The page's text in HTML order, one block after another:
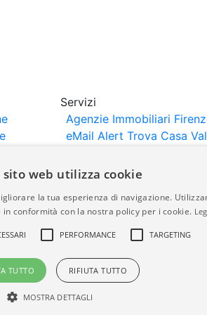
Servizi
Agenzie Immobiliari
eMail Alert Trova Casa
da agenzie immobiliari e
della completezza, della
sito web utilizza cookie
la tua esperienza di navigazione.
conformità con la nostra policy per i cookie.
PERFORMANCE TARGETING
TUTTO RIFIUTA TUTTO
MOSTRA DETTAGLI